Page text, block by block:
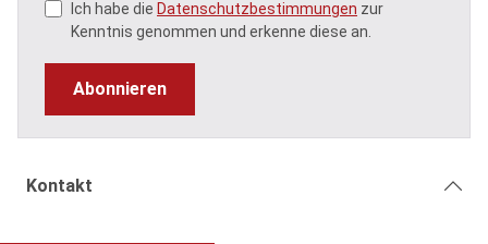
Ich habe die Datenschutzbestimmungen zur
Kenntnis genommen und erkenne diese an.
Abonnieren
Kontakt